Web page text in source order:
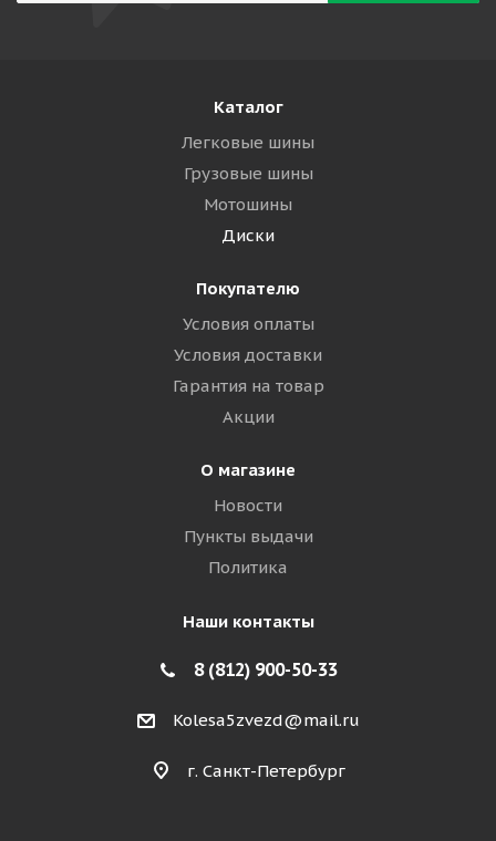
Каталог
Легковые шины
Грузовые шины
Мотошины
Диски
Покупателю
Условия оплаты
Условия доставки
Гарантия на товар
Акции
О магазине
Новости
Пункты выдачи
Политика
Наши контакты
8 (812) 900-50-33
Kolesa5zvezd@mail.ru
г. Санкт-Петербург